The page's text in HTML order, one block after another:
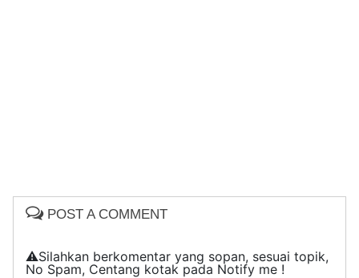
POST A COMMENT
⚠️Silahkan berkomentar yang sopan, sesuai topik,
No Spam, Centang kotak pada Notify me !